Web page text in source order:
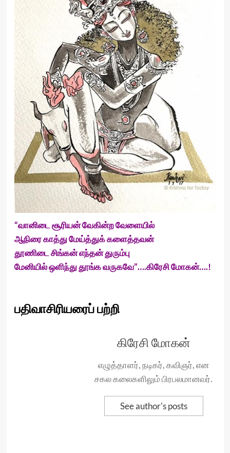
“வானிடை சூரியன் வேகின்ற வேளையில்
ஆநிரை காத்து மேய்த்துக் களைத்தவன்
தூணிடை சிங்கன் எந்தன் துரும்பு
மேனியில் ஒளிந்து தூங்க வருகவே”….கிரேசி மோகன்….!
பதிவாசிரியரைப் பற்றி
கிரேசி மோகன்
எழுத்தாளர், நடிகர், கவிஞர், என
சகல கலைகளிலும் பிரபலமானவர்.
See author's posts